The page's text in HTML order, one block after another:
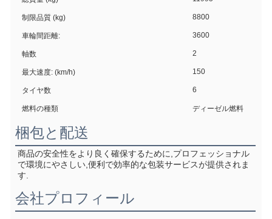
制限品質 (kg) 8800
車輪間距離: 3600
軸数 2
最大速度: (km/h) 150
タイヤ数 6
燃料の種類 ディーゼル燃料
梱包と配送
商品の安全性をより良く確保するために,プロフェッショナル
で環境にやさしい,便利で効率的な包装サービスが提供されま
す.
会社プロフィール